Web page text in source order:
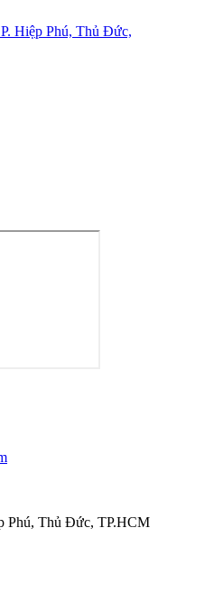
Hiệp Phú, Thủ Đức,
Phú, Thủ Đức, TP.HCM